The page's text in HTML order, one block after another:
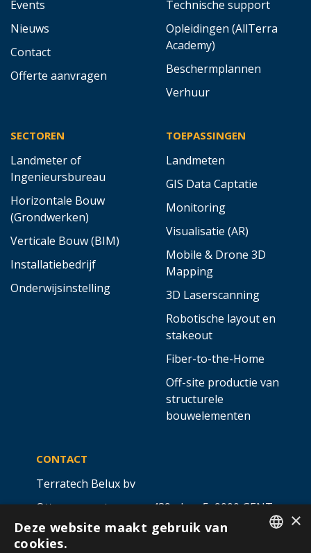
Events
Nieuws
Contact
Offerte aanvragen
Technische support
Opleidingen (AllTerra
Academy)
Beschermplannen
Verhuur
SECTOREN
Landmeter of
Ingenieursbureau
Horizontale Bouw
(Grondwerken)
Verticale Bouw (BIM)
Installatiebedrijf
Onderwijsinstelling
TOEPASSINGEN
Landmeten
GIS Data Captatie
Monitoring
Visualisatie (AR)
Mobile & Drone 3D
Mapping
3D Laserscanning
Robotische layout en
stakeout
Fiber-to-the-Home
Off-site productie van
structurele
bouwelementen
CONTACT
Terratech Belux bv
Ottergemsesteenweg 439 - bus 5,9000 GENT
info@allterra-belux.com+32 9 430 25 30 ×
Deze website maakt gebruik van
cookies.